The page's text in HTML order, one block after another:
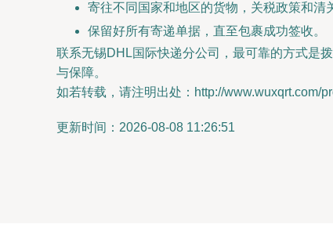
寄往不同国家和地区的货物，关税政策和清
保留好所有寄递单据，直至包裹成功签收。
联系无锡DHL国际快递分公司，最可靠的方式是
与保障。
如若转载，请注明出处：http://www.wuxqrt.com/
更新时间：2026-08-08 11:26:51